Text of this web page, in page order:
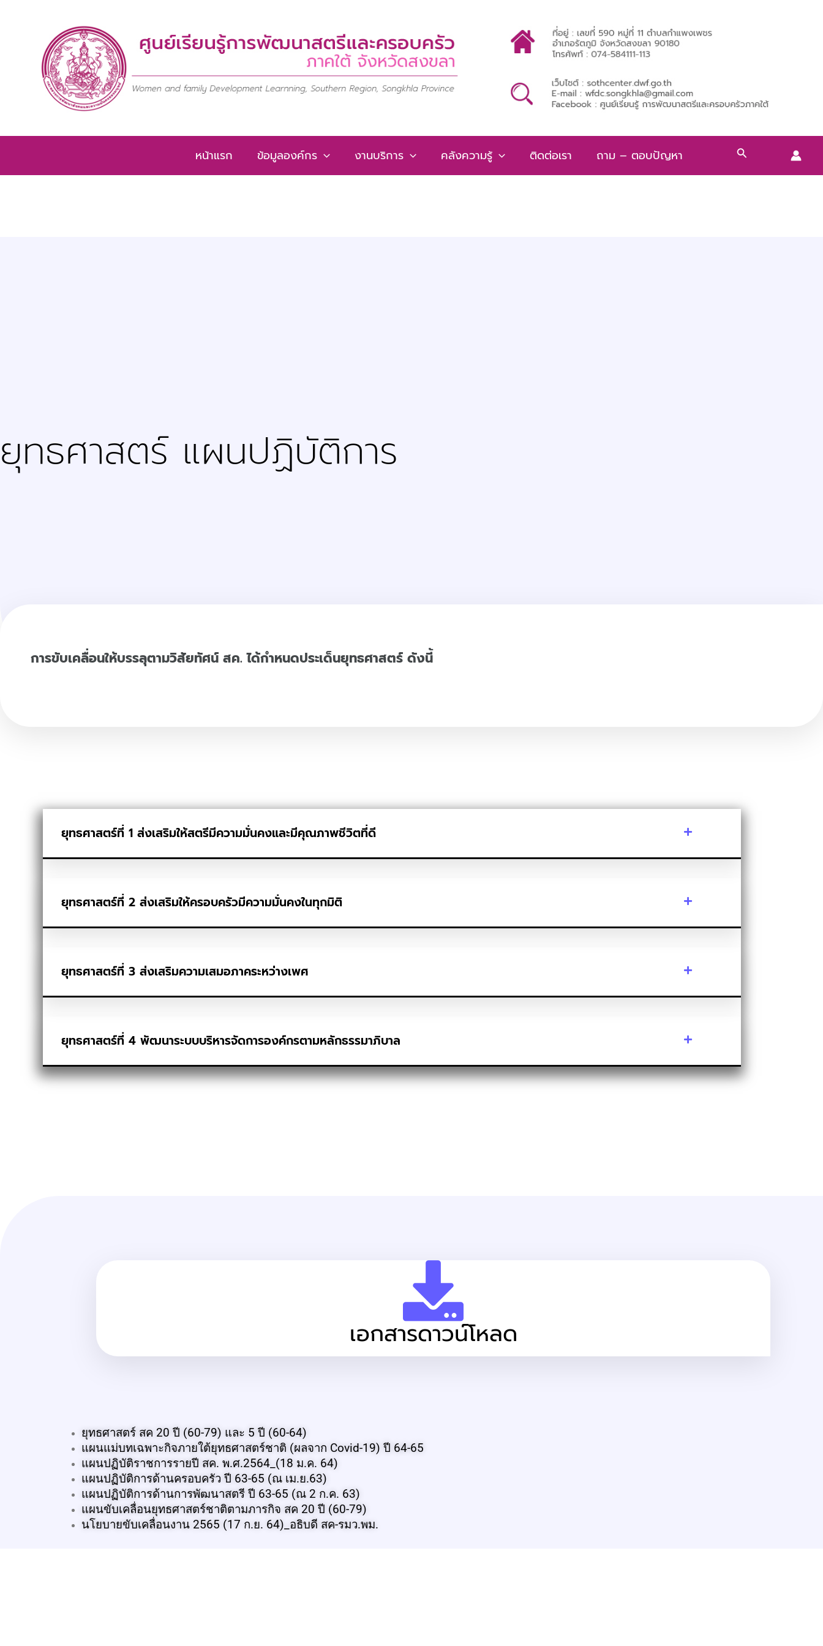
หน้าแรก ข้อมูลองค์กร งานบริการ คลังความรู้ ติดต่อเรา ถาม – ตอบปัญหา Search
ยุทธศาสตร์ แผนปฏิบัติการ
การขับเคลื่อนให้บรรลุตามวิสัยทัศน์ สค. ได้กำหนดประเด็นยุทธศาสตร์ ดังนี้
ยุทธศาสตร์ที่ 1 ส่งเสริมให้สตรีมีความมั่นคงและมีคุณภาพชีวิตที่ดี
ยุทธศาสตร์ที่ 2 ส่งเสริมให้ครอบครัวมีความมั่นคงในทุกมิติ
ยุทธศาสตร์ที่ 3 ส่งเสริมความเสมอภาคระหว่างเพศ
ยุทธศาสตร์ที่ 4 พัฒนาระบบบริหารจัดการองค์กรตามหลักธรรมาภิบาล
เอกสารดาวน์โหลด
ยุทธศาสตร์ สค 20 ปี (60-79) และ 5 ปี (60-64)
แผนแม่บทเฉพาะกิจภายใต้ยุทธศาสตร์ชาติ (ผลจาก Covid-19) ปี 64-65
แผนปฏิบัติราชการรายปี สค. พ.ศ.2564_(18 ม.ค. 64)
แผนปฏิบัติการด้านครอบครัว ปี 63-65 (ณ เม.ย.63)
แผนปฏิบัติการด้านการพัฒนาสตรี ปี 63-65 (ณ 2 ก.ค. 63)
แผนขับเคลื่อนยุทธศาสตร์ชาติตามภารกิจ สค 20 ปี (60-79)
นโยบายขับเคลื่อนงาน 2565 (17 ก.ย. 64)_อธิบดี สค-รมว.พม.